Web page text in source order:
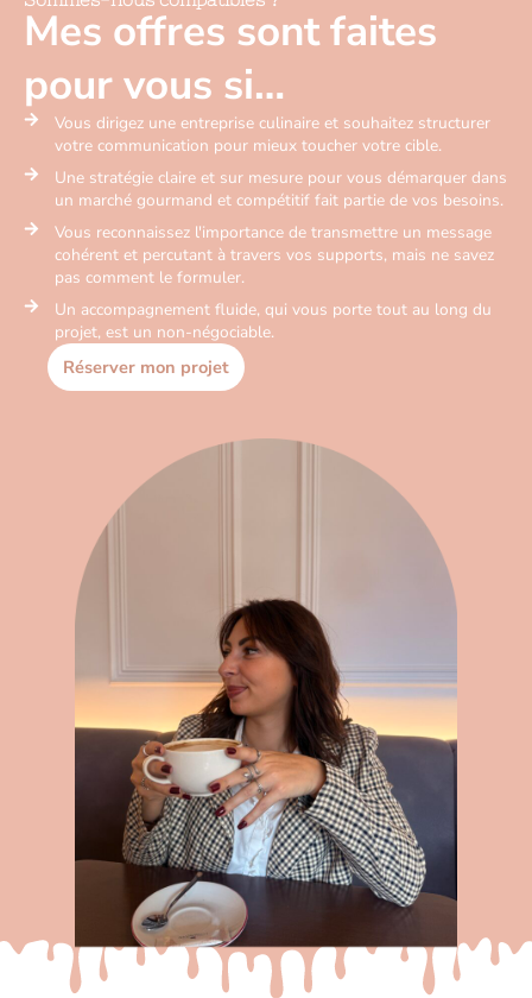
Mes offres sont faites
pour vous si…
Vous dirigez une entreprise culinaire et souhaitez structurer
votre communication pour mieux toucher votre cible.
Une stratégie claire et sur mesure pour vous démarquer dans
un marché gourmand et compétitif fait partie de vos besoins.
Vous reconnaissez l'importance de transmettre un message
cohérent et percutant à travers vos supports, mais ne savez
pas comment le formuler.
Un accompagnement fluide, qui vous porte tout au long du
projet, est un non-négociable.
Réserver mon projet